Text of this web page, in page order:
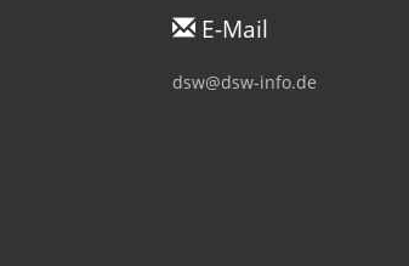
E-Mail
dsw@dsw-info.de